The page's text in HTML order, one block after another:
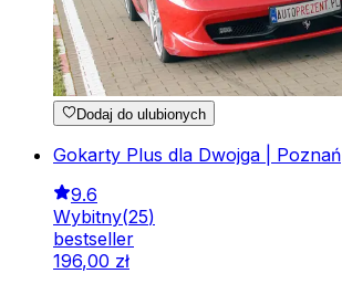
Dodaj do ulubionych
Gokarty Plus dla Dwojga | Poznań
9.6
Wybitny(25)
bestseller
196,00 zł